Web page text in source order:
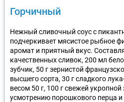
Горчичный
Нежный сливочный соус с
подчеркивает мясистое рыбное
аромат и приятный вкус.
качественных сливок, 200 мл
зубчик, 50 г зернистой
высшего сорта, 30 г сладкого
весом 50 г, 100 г свежей укропной
усмотрению порошкового перца и